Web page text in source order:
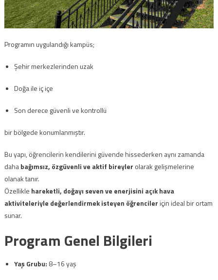
Programın uygulandığı kampüs;
Şehir merkezlerinden uzak
Doğa ile iç içe
Son derece güvenli ve kontrollü
bir bölgede konumlanmıştır.
Bu yapı, öğrencilerin kendilerini güvende hissederken aynı zamanda
dahabağımsız, özgüvenli ve aktif bireyler olarak gelişmelerine
olanak tanır.
Özellikle hareketli, doğayı seven ve enerjisini açık hava
aktiviteleriyle değerlendirmek isteyen öğrencileriçin ideal bir ortam
sunar.
Program Genel Bilgileri
Yaş Grubu: 8–16 yaş